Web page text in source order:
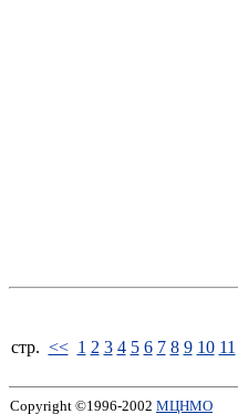
стp. << 1 2 3 4 5 6 7 8 9 10 11
Copyright ©1996-2002 МЦНМО